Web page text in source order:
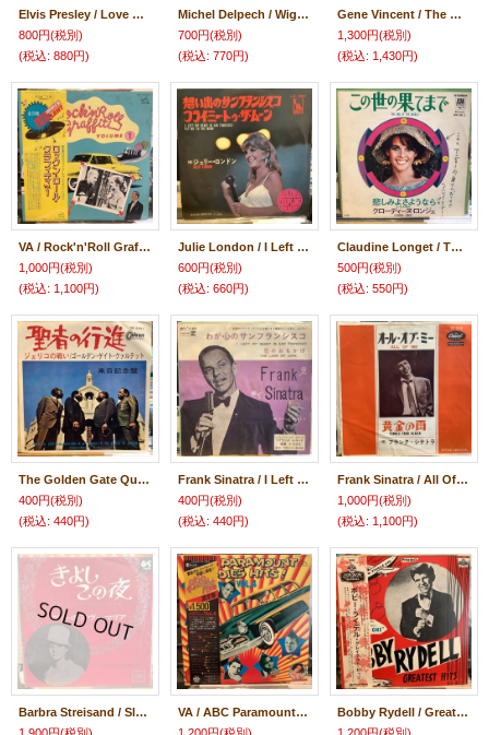
Elvis Presley / Love Letters From Elvis
800円(税別)
(税込: 880円)
Michel Delpech / Wight Is Wight
700円(税別)
(税込: 770円)
Gene Vincent / The Day The World Turned Blue
1,300円(税別)
(税込: 1,430円)
VA / Rock'n'Roll Graffiti Volume 1
1,000円(税別)
(税込: 1,100円)
Julie London / I Left My Heart In San Francisco
600円(税別)
(税込: 660円)
Claudine Longet / The End Of The World
500円(税別)
(税込: 550円)
The Golden Gate Quartet / When The Saints Go Marching In
400円(税別)
(税込: 440円)
Frank Sinatra / I Left My Heart In San Francisco
400円(税別)
(税込: 440円)
Frank Sinatra / All Of Me
1,000円(税別)
(税込: 1,100円)
Barbra Streisand / Sleep In Heavenly Peace (Silent Night)
VA / ABC Paramount Oldies Hits! Vol. 4
Bobby Rydell / Greatest Hits